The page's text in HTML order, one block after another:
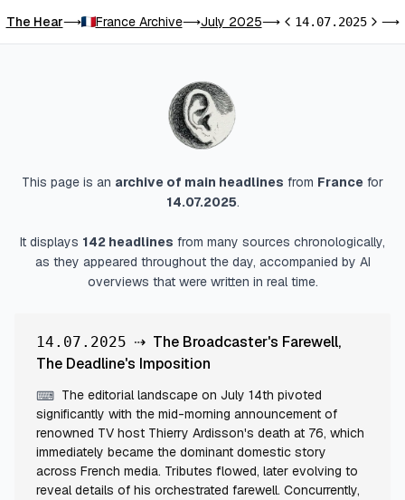
The Hear⟶ France Archive⟶July 2025⟶Previous day
14.07.2025Next⟶
This page is an archive of main headlines from France for
14.07.2025.
It displays 142 headlines from many sources chronologically,
as they appeared throughout the day, accompanied by AI
overviews that were written in real time.
14.07.2025 ⇢ The Broadcaster's Farewell,
The Deadline's Imposition
⌨ The editorial landscape on July 14th pivoted
significantly with the mid-morning announcement of
renowned TV host Thierry Ardisson's death at 76, which
immediately became the dominant domestic story
across French media. Tributes flowed, later evolving to
reveal details of his orchestrated farewell. Concurrently,